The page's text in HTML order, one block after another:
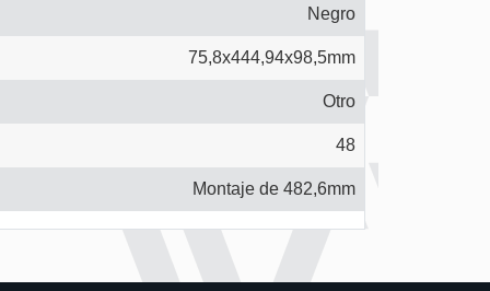
Negro
75,8x444,94x98,5mm
Otro
48
Montaje de 482,6mm